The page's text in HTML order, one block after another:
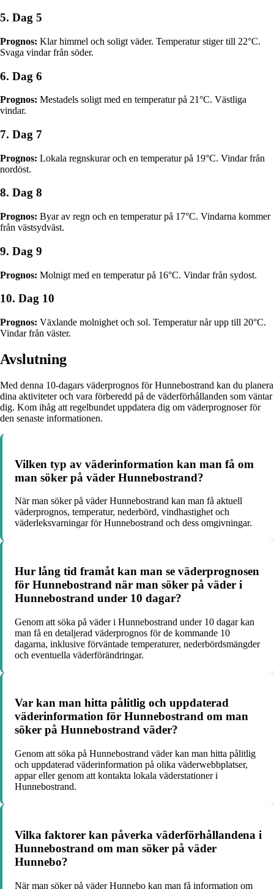
5. Dag 5
Prognos: Klar himmel och soligt väder. Temperatur stiger till 22°C.
Svaga vindar från söder.
6. Dag 6
Prognos: Mestadels soligt med en temperatur på 21°C. Västliga
vindar.
7. Dag 7
Prognos: Lokala regnskurar och en temperatur på 19°C. Vindar från
nordöst.
8. Dag 8
Prognos: Byar av regn och en temperatur på 17°C. Vindarna kommer
från västsydväst.
9. Dag 9
Prognos: Molnigt med en temperatur på 16°C. Vindar från sydost.
10. Dag 10
Prognos: Växlande molnighet och sol. Temperatur når upp till 20°C.
Vindar från väster.
Avslutning
Med denna 10-dagars väderprognos för Hunnebostrand kan du planera
dina aktiviteter och vara förberedd på de väderförhållanden som väntar
dig. Kom ihåg att regelbundet uppdatera dig om väderprognoser för
den senaste informationen.
Vilken typ av väderinformation kan man få om
man söker på väder Hunnebostrand?
När man söker på väder Hunnebostrand kan man få aktuell
väderprognos, temperatur, nederbörd, vindhastighet och
väderleksvarningar för Hunnebostrand och dess omgivningar.
Hur lång tid framåt kan man se väderprognosen
för Hunnebostrand när man söker på väder i
Hunnebostrand under 10 dagar?
Genom att söka på väder i Hunnebostrand under 10 dagar kan
man få en detaljerad väderprognos för de kommande 10
dagarna, inklusive förväntade temperaturer, nederbördsmängder
och eventuella väderförändringar.
Var kan man hitta pålitlig och uppdaterad
väderinformation för Hunnebostrand om man
söker på Hunnebostrand väder?
Genom att söka på Hunnebostrand väder kan man hitta pålitlig
och uppdaterad väderinformation på olika väderwebbplatser,
appar eller genom att kontakta lokala väderstationer i
Hunnebostrand.
Vilka faktorer kan påverka väderförhållandena i
Hunnebostrand om man söker på väder
Hunnebo?
När man söker på väder Hunnebo kan man få information om